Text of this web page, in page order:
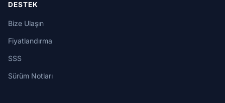
DESTEK
Bize Ulaşın
Fiyatlandırma
SSS
Sürüm Notları